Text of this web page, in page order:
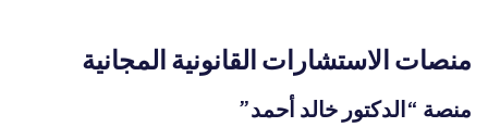
منصات الاستشارات القانونية المجانية
منصة “الدكتور خالد أحمد”